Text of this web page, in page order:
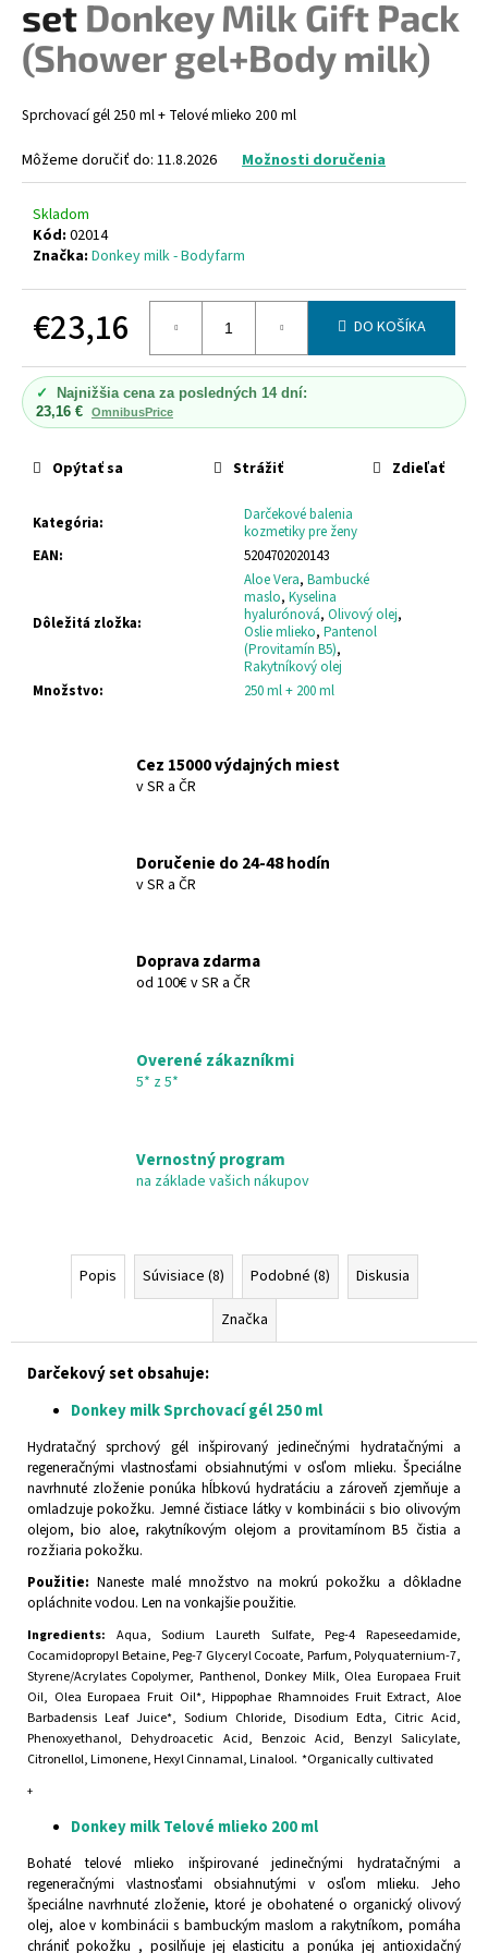
set Donkey Milk Gift Pack
(Shower gel+Body milk)
Sprchovací gél 250 ml + Telové mlieko 200 ml
Môžeme doručiť do: 11.8.2026 Možnosti doručenia
Skladom
Kód: 02014
Značka: Donkey milk - Bodyfarm
€23,16
cena:
DO KOŠÍKA
✓
Najnižšia cena za posledných 14 dní:
23,16 €
OmnibusPrice
Kategória:
Darčekové balenia
kozmetiky pre ženy
EAN: 5204702020143
Dôležitá zložka:
Aloe Vera, Bambucké
maslo, Kyselina
hyalurónová, Olivový olej,
Oslie mlieko, Pantenol
(Provitamín B5),
Rakytníkový olej
Množstvo: 250 ml + 200 ml
Opýtať sa Strážiť Zdieľať
Cez 15000 výdajných miest
v SR a ČR
Doručenie do 24-48 hodín
v SR a ČR
Doprava zdarma
od 100€ v SR a ČR
Overené zákazníkmi
5* z 5*
Vernostný program
na základe vašich nákupov
Popis Súvisiace (8) Podobné (8)
Diskusia
Značka
Darčekový set obsahuje:
Donkey milk Sprchovací gél 250 ml
Hydratačný sprchový gél inšpirovaný jedinečnými hydratačnými a
regeneračnými vlastnosťami obsiahnutými v osľom mlieku. Špeciálne
navrhnuté zloženie ponúka hĺbkovú hydratáciu a zároveň zjemňuje a
omladzuje pokožku. Jemné čistiace látky v kombinácii s bio olivovým
olejom, bio aloe, rakytníkovým olejom a provitamínom B5 čistia a
rozžiaria pokožku.
Použitie: Naneste malé množstvo na mokrú pokožku a dôkladne
opláchnite vodou. Len na vonkajšie použitie.
Ingredients: Aqua, Sodium Laureth Sulfate, Peg-4 Rapeseedamide,
Cocamidopropyl Betaine, Peg-7 Glyceryl Cocoate, Parfum, Polyquaternium-7,
Styrene/Acrylates Copolymer, Panthenol, Donkey Milk, Olea Europaea Fruit
Oil, Olea Europaea Fruit Oil*, Hippophae Rhamnoides Fruit Extract, Aloe
Barbadensis Leaf Juice*, Sodium Chloride, Disodium Edta, Citric Acid,
Phenoxyethanol, Dehydroacetic Acid, Benzoic Acid, Benzyl Salicylate,
Citronellol, Limonene, Hexyl Cinnamal, Linalool. *Organically cultivated
+
Donkey milk Telové mlieko 200 ml
Bohaté telové mlieko inšpirované jedinečnými hydratačnými a
regeneračnými vlastnosťami obsiahnutými v osľom mlieku. Jeho
špeciálne navrhnuté zloženie, ktoré je obohatené o organický olivový
olej, aloe v kombinácii s bambuckým maslom a rakytníkom, pomáha
chrániť pokožku , posilňuje jej elasticitu a ponúka jej antioxidačný
á
j
s
ť
HĽADAŤ
d
p
o
ú
OLIVE-
GUĽÔČKOVÝ
DEZODORANT